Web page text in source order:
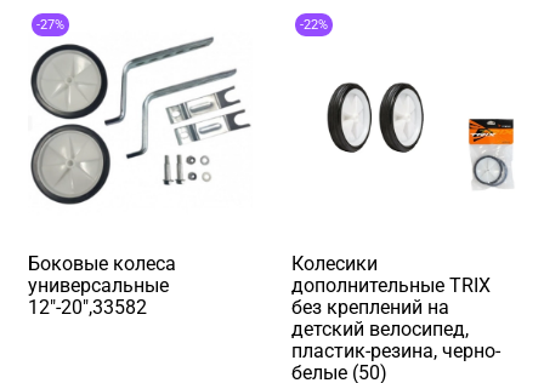
-27%
Боковые колеса
универсальные
12"-20",33582
-22%
Колесики
дополнительные TRIX
без креплений на
детский велосипед,
пластик-резина, черно-
белые (50)